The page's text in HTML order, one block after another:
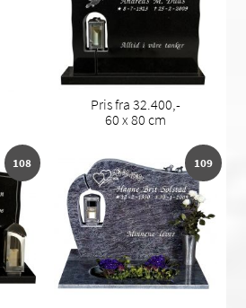
Pris fra 32.400,-
60 x 80 cm
108 109